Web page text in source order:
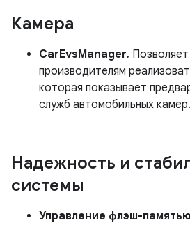
Камера
CarEvsManager.
производителям
которая показывает
служб автомобильных камер.
Надежность и
системы
Управление флэш-